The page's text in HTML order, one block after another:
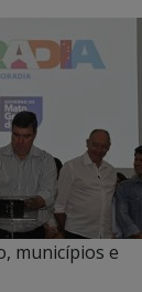
municípios e